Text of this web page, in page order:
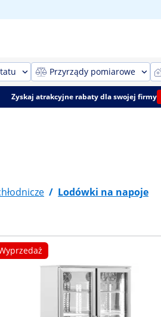
Przyrządy pomiarowe
Zyskaj atrakcyjne rabaty dla swojej firmy
/ Lodówki na napoje